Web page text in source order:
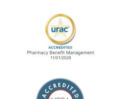
URAC Accredited